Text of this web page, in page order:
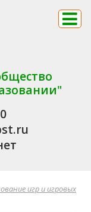
игр и игровых